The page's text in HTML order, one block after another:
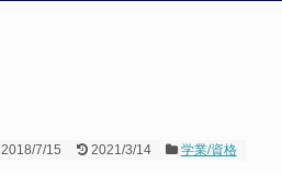
2018/7/15 2021/3/14 学業/資格